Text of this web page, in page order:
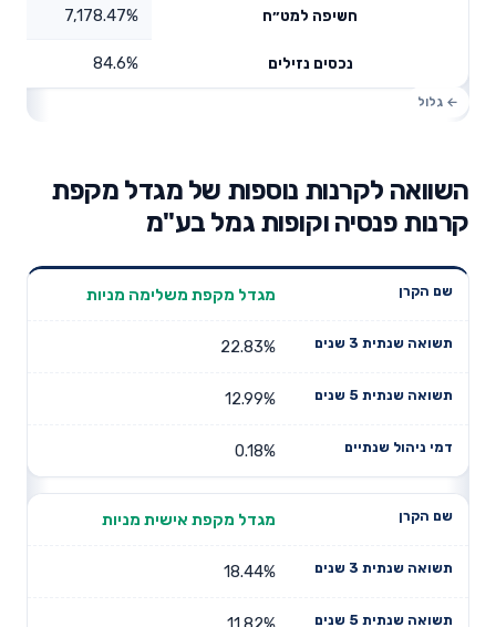
חשיפה למט״ח 7,178.47%
נכסים נזילים 84.6%
השוואה לקרנות נוספות של מגדל מקפת
קרנות פנסיה וקופות גמל בע"מ
שנים
תשואה
מגדל מקפת משלימה מניות
22.83%
12.99%
0.18%
מגדל מקפת אישית מניות
18.44%